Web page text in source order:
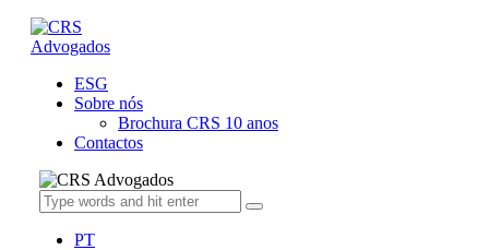
ESG
Sobre nós
Brochura CRS 10 anos
Contactos
PT